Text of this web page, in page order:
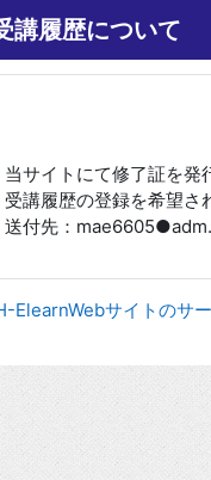
講履歴について
当サイトにて修了証を発
受講履歴の登録を希望さ
送付先：
ElearnWebサイトのサ